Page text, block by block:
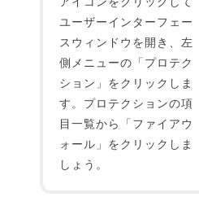
ユーザーインターフェー
スウィンドウを開き、左
側メニューの「プロテク
ション」をクリックしま
す。プロテクションの項
目一覧から「ファイアウ
ォール」をクリックしま
しょう。